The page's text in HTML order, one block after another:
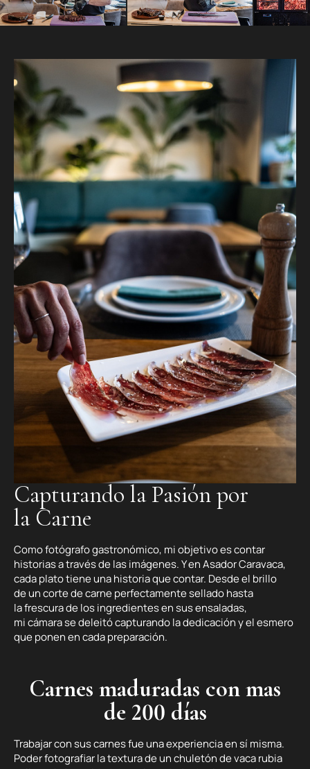
Capturando la Pasión por
la Carne
Como fotógrafo gastronómico, mi objetivo es contar
historias a través de las imágenes. Y en Asador Caravaca,
cada plato tiene una historia que contar. Desde el brillo
de un corte de carne perfectamente sellado hasta
la frescura de los ingredientes en sus ensaladas,
mi cámara se deleitó capturando la dedicación y el esmero
que ponen en cada preparación.
Carnes maduradas con mas
de 200 días
Trabajar con sus carnes fue una experiencia en sí misma.
Poder fotografiar la textura de un chuletón de vaca rubia